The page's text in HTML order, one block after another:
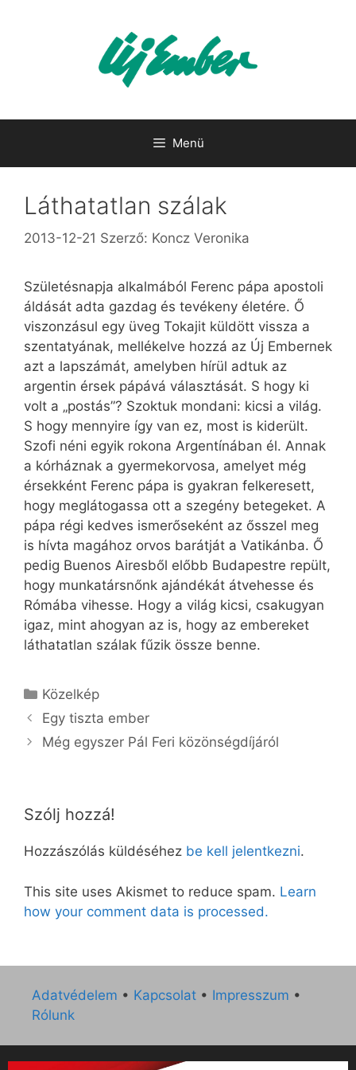
Menü
Láthatatlan szálak
2013-12-21 Szerző: Koncz Veronika
Születésnapja alkalmából Ferenc pápa apostoli
áldását adta gazdag és tevékeny életére. Ő
viszonzásul egy üveg Tokajit küldött vissza a
szentatyának, mellékelve hozzá az Új Embernek
azt a lapszámát, amelyben hírül adtuk az
argentin érsek pápává választását. S hogy ki
volt a „postás”? Szoktuk mondani: kicsi a világ.
S hogy mennyire így van ez, most is kiderült.
Szofi néni egyik rokona Argentínában él. Annak
a kórháznak a gyermekorvosa, amelyet még
érsekként Ferenc pápa is gyakran felkeresett,
hogy meglátogassa ott a szegény betegeket. A
pápa régi kedves ismerőseként az ősszel meg
is hívta magához orvos barátját a Vatikánba. Ő
pedig Buenos Airesből előbb Budapestre repült,
hogy munkatársnőnk ajándékát átvehesse és
Rómába vihesse. Hogy a világ kicsi, csakugyan
igaz, mint ahogyan az is, hogy az embereket
láthatatlan szálak fűzik össze benne.
Kategória
Közelkép
Egy tiszta ember
Még egyszer Pál Feri közönségdíjáról
Szólj hozzá!
Hozzászólás küldéséhez be kell jelentkezni.
This site uses Akismet to reduce spam. Learn
how your comment data is processed.
Adatvédelem • Kapcsolat • Impresszum •
Rólunk